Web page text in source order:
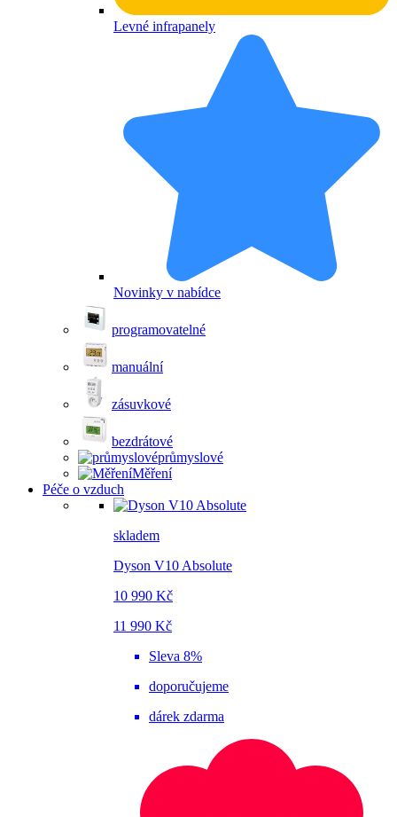
Levné infrapanely
Novinky v nabídce
programovatelné
manuální
zásuvkové
bezdrátové
průmyslové
Měření
Péče o vzduch
skladem
Dyson V10 Absolute
10 990 Kč
11 990 Kč
Sleva 8%
doporučujeme
dárek zdarma